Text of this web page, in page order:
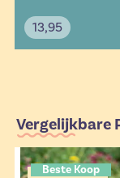
13,95
Vergelijkbare
Beste Koop